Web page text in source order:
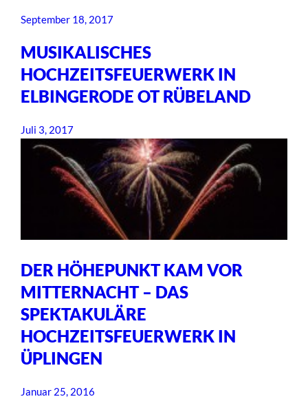
September 18, 2017
MUSIKALISCHES
HOCHZEITSFEUERWERK IN
ELBINGERODE OT RÜBELAND
Juli 3, 2017
DER HÖHEPUNKT KAM VOR
MITTERNACHT – DAS
SPEKTAKULÄRE
HOCHZEITSFEUERWERK IN
ÜPLINGEN
Januar 25, 2016